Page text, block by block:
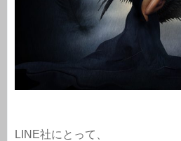
LINE社にとって、